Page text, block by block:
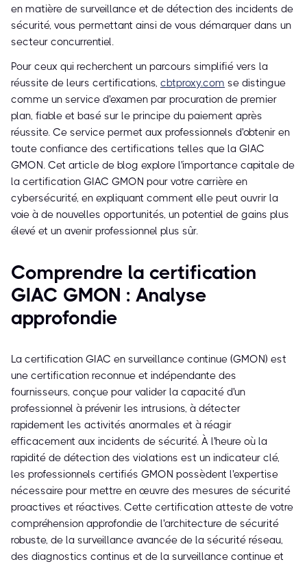
en matière de surveillance et de détection des incidents de
sécurité, vous permettant ainsi de vous démarquer dans un
secteur concurrentiel.
Pour ceux qui recherchent un parcours simplifié vers la
réussite de leurs certifications, cbtproxy.com se distingue
comme un service d'examen par procuration de premier
plan, fiable et basé sur le principe du paiement après
réussite. Ce service permet aux professionnels d'obtenir en
toute confiance des certifications telles que la GIAC
GMON. Cet article de blog explore l'importance capitale de
la certification GIAC GMON pour votre carrière en
cybersécurité, en expliquant comment elle peut ouvrir la
voie à de nouvelles opportunités, un potentiel de gains plus
élevé et un avenir professionnel plus sûr.
Comprendre la certification
GIAC GMON : Analyse
approfondie
La certification GIAC en surveillance continue (GMON) est
une certification reconnue et indépendante des
fournisseurs, conçue pour valider la capacité d'un
professionnel à prévenir les intrusions, à détecter
rapidement les activités anormales et à réagir
efficacement aux incidents de sécurité. À l'heure où la
rapidité de détection des violations est un indicateur clé,
les professionnels certifiés GMON possèdent l'expertise
nécessaire pour mettre en œuvre des mesures de sécurité
proactives et réactives. Cette certification atteste de votre
compréhension approfondie de l'architecture de sécurité
robuste, de la surveillance avancée de la sécurité réseau,
des diagnostics continus et de la surveillance continue et